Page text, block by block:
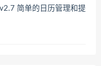
简单的日历管理和提